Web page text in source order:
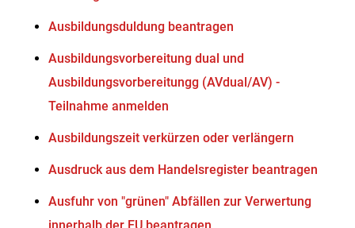
Ausbildungsduldung beantragen
Ausbildungsvorbereitung dual und
Ausbildungsvorbereitungg (AVdual/AV) -
Teilnahme anmelden
Ausbildungszeit verkürzen oder verlängern
Ausdruck aus dem Handelsregister beantragen
Ausfuhr von "grünen" Abfällen zur Verwertung